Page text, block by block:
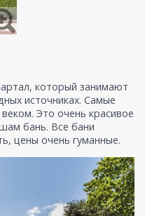
который занимают
источниках. Самые
Это очень красивое
бань. Все бани
цены очень гуманные.